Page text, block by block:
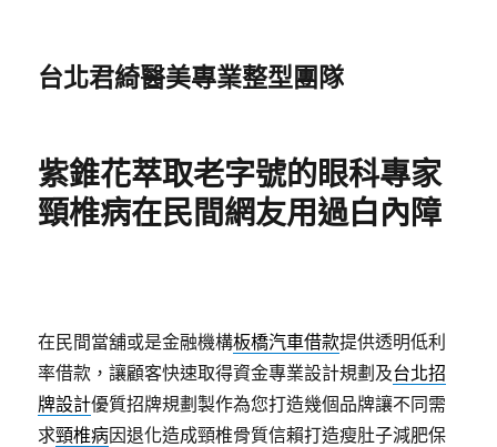
台北君綺醫美專業整型團隊
紫錐花萃取老字號的眼科專家
頸椎病在民間網友用過白內障
在民間當舖或是金融機構板橋汽車借款提供透明低利
率借款，讓顧客快速取得資金專業設計規劃及台北招
牌設計優質招牌規劃製作為您打造幾個品牌讓不同需
求頸椎病因退化造成頸椎骨質信賴打造瘦肚子減肥保